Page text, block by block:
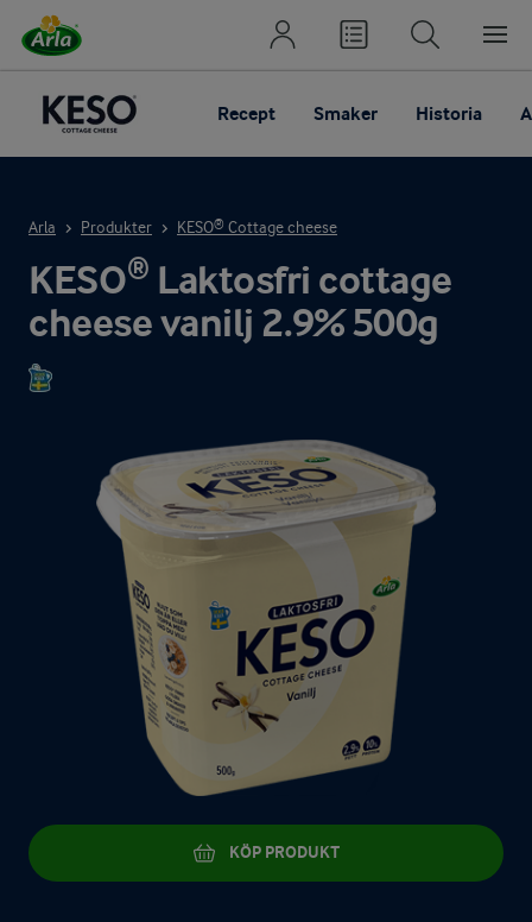
Recept Smaker Historia
Arla Produkter KESO® Cottage cheese
KESO® Laktosfri cottage
cheese vanilj 2.9% 500g
KÖP PRODUKT